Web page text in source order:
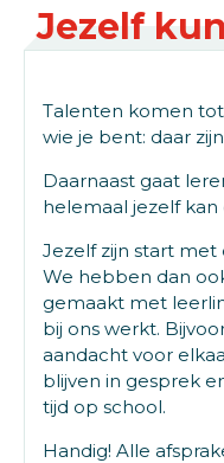
Jezelf
Talenten komen
wie je bent: daar
Daarnaast gaat
helemaal jezelf kan
Jezelf zijn start met
We hebben dan
gemaakt met
bij ons werkt.
aandacht voor
blijven in gesprek
tijd op school.
Handig! Alle